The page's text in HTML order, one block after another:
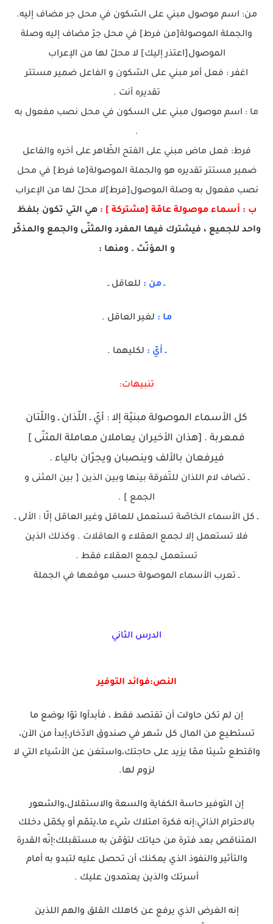
من: اسم موصول مبني على السّكون في محل جر مضاف إليه.
والجملة الموصولة[من فرط] في محل جرّ مضاف إليه وصلة
الموصول[اعتذر إليك] لا محلّ لها من الإعراب
اغفر : فعل أمر مبني على السّكون و الفاعل ضمير مستتر
تقديره أنت .
ما : اسم موصول مبني على السكون في محل نصب مفعول به
.
فرط: فعل ماض مبني على الفتح الظّاهر على آخره والفاعل
ضمير مستتر تقديره هو والجملة الموصولة[ما فرط] في محل
نصب مفعول به وصلة الموصول[فرط]لا محلّ لها من الإعراب
ب : أسماء موصولة عامّة [مشتركة ] : هي التي تكون بلفظ
واحد للجميع ، فيشترك فيها المفرد والمثنّى والجمع والمذكّر
و المؤنّث . ومنها :
ـ من : للعاقل ـ
ما : لغير العاقل .
ـ أيّ : لكليهما .
تنبيهات:
كل الأسماء الموصولة مبنيّة إلا : أيّ ـ اللّذان ـ واللّتان
فمعربة . [هذان الأخيران يعاملان معاملة المثنّى ]
فيرفعان بالألف وينصبان ويجرّان بالياء .
ـ تضاف لام اللذان للتّفرقة بينها وبين الذين [ بين المثنى و
الجمع ] .
ـ كل الأسماء الخاصّة تستعمل للعاقل وغير العاقل إلّا : الألى ـ
فلا تستعمل إلا لجمع العقلاء و العاقلات . وكذلك الذين
تستعمل لجمع العقلاء فقط .
ـ تعرب الأسماء الموصولة حسب موقعها في الجملة
الدرس الثاني
النص:فوائد التوفير
إن لم تكن حاولت أن تقتصد فقط ، فأبدأوا توّا بوضع ما
تستطيع من المال كل شهر في صندوق الادّخار،إبدأ من الآن،
واقتطع شيئا ممّا يزيد على حاجتك،واستغن عن الأشياء التي لا
لزوم لها.
إن التوفير حاسة الكفاية والسعة والاستقلال،والشعور
بالاحترام الذاتي:إنه فكرة امتلاك شيء ما،يتمّم أو يكمّل دخلك
المتناقص بعد فترة من حياتك لتؤمّن به مستقبلك؛إنّه القدرة
والتأثير والنفوذ الذي يمكنك أن تحصل عليه لتبدو به أمام
أسرتك والذين يعتمدون عليك .
إنه الغرض الذي يرفع عن كاهلك القلق والهم اللذين